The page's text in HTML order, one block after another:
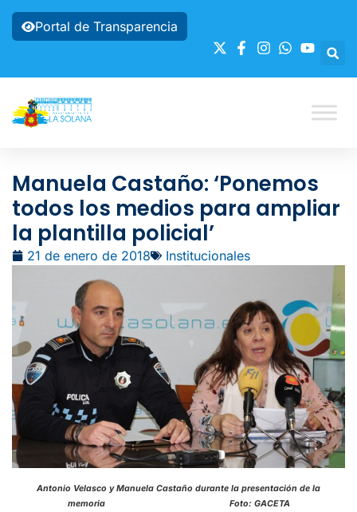
Portal de Transparencia
Manuela Castaño: ‘Ponemos
todos los medios para ampliar
la plantilla policial’
21 de enero de 2018 Institucionales
Antonio Velasco y Manuela Castaño durante la presentación de la
memoria Foto: GACETA